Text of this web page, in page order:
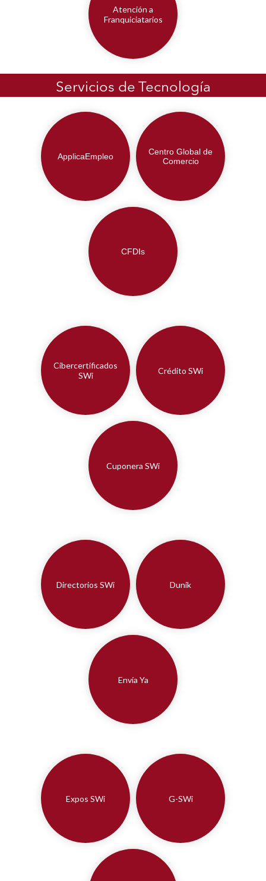
Atención a
Franquiciatarios
Servicios de Tecnología
ApplicaEmpleo
Centro Global de
Comercio
CFDIs
Cibercertificados
SWi
Crédito SWi
Cuponera SWi
Directorios SWi Dunik
Envía Ya
Expos SWi G-SWi